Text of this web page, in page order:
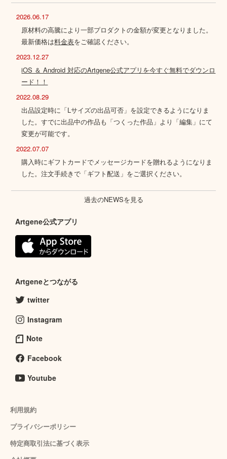
2026.06.17
原材料の高騰により一部プロダクトの金額が変更となりました。
最新価格は料金表をご確認ください。
2023.12.27
iOS ＆ Android 対応のArtgene公式アプリを今すぐ無料でダウンロ
ード！！
2022.08.29
出品設定時に「Lサイズの出品可否」を設定できるようになりま
した。すでに出品中の作品も「つくった作品」より「編集」にて
変更が可能です。
2022.07.07
購入時にギフトカードでメッセージカードを贈れるようになりま
した。注文手続きで「ギフト配送」をご選択ください。
過去のNEWSを見る
Artgene公式アプリ
Artgeneとつながる
twitter
Instagram
Note
Facebook
Youtube
利用規約
プライバシーポリシー
特定商取引法に基づく表示